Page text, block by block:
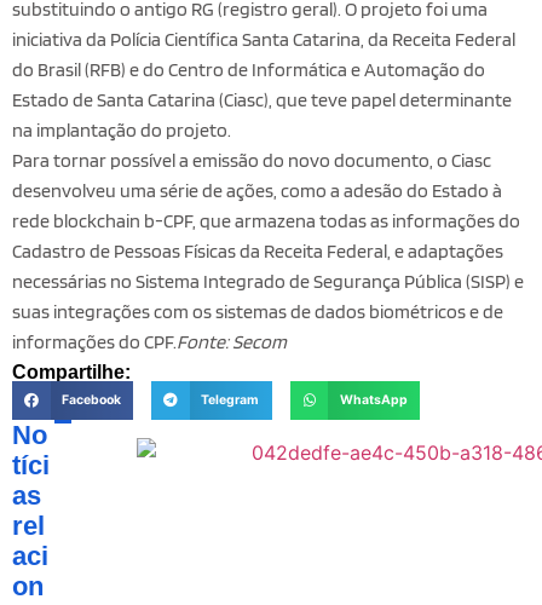
substituindo o antigo RG (registro geral). O projeto foi uma
iniciativa da Polícia Científica Santa Catarina, da Receita Federal
do Brasil (RFB) e do Centro de Informática e Automação do
Estado de Santa Catarina (Ciasc), que teve papel determinante
na implantação do projeto.
Para tornar possível a emissão do novo documento, o Ciasc
desenvolveu uma série de ações, como a adesão do Estado à
rede blockchain b-CPF, que armazena todas as informações do
Cadastro de Pessoas Físicas da Receita Federal, e adaptações
necessárias no Sistema Integrado de Segurança Pública (SISP) e
suas integrações com os sistemas de dados biométricos e de
informações do CPF.Fonte: Secom
Compartilhe:
Facebook Telegram WhatsApp
No
tíci
as
rel
aci
on